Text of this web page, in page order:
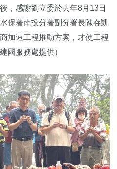
，感謝劉立委於去年8月13日
保署南投分署副分署長陳存凱
加速工程推動方案，才使工程
國服務處提供）